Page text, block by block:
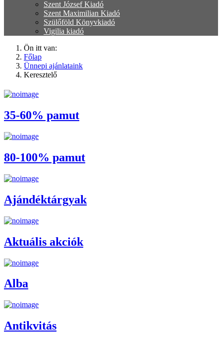
Szent József Kiadó
Szent Maximilian Kiadó
Szülőföld Könyvkiadó
Vigilia kiadó
Ön itt van:
Főlap
Ünnepi ajánlataink
Keresztelő
35-60% pamut
80-100% pamut
Ajándéktárgyak
Aktuális akciók
Alba
Antikvitás